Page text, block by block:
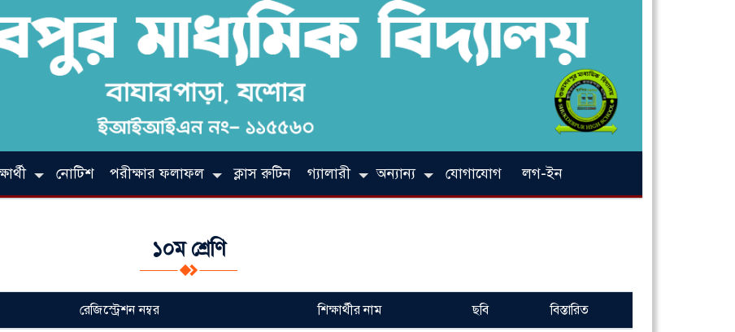
নোটিশ পরীক্ষার ফলাফল ক্লাস রুটিন গ্যালারী অন্যান্য যোগাযোগ লগ-ইন
১০ম শ্রেণি
রেজিস্ট্রেশন নম্বর শিক্ষার্থীর নাম ছবি বিস্তারিত